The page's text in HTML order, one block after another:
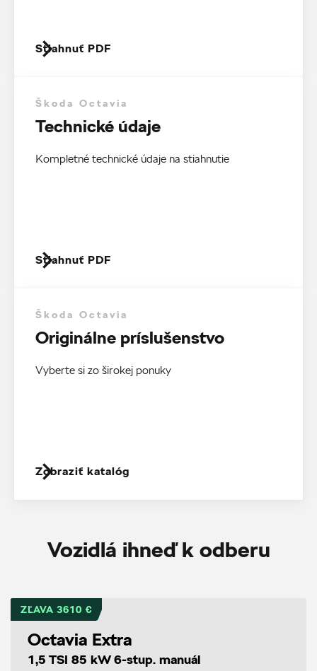
Stiahnuť PDF
Škoda Octavia
Technické údaje
Kompletné technické údaje na stiahnutie
Stiahnuť PDF
Škoda Octavia
Originálne príslušenstvo
Vyberte si zo širokej ponuky
Zobraziť katalóg
Vozidlá ihneď k odberu
ZĽAVA 3610 €
Octavia Extra
1,5 TSI 85 kW 6-stup. manuál